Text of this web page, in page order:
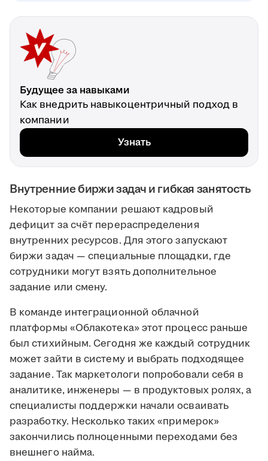
Будущее за навыками
Как внедрить навыкоцентричный подход в
компании
Узнать
Внутренние биржи задач и гибкая занятость
Некоторые компании решают кадровый
дефицит за счёт перераспределения
внутренних ресурсов. Для этого запускают
биржи задач — специальные площадки, где
сотрудники могут взять дополнительное
задание или смену.
В команде интеграционной облачной
платформы «Облакотека» этот процесс раньше
был стихийным. Сегодня же каждый сотрудник
может зайти в систему и выбрать подходящее
задание. Так маркетологи попробовали себя в
аналитике, инженеры — в продуктовых ролях, а
специалисты поддержки начали осваивать
разработку. Несколько таких «примерок»
закончились полноценными переходами без
внешнего найма.